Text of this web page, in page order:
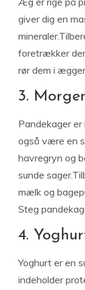
giver dig en
foretrækker
rør dem i
3.
Pandekager
også være en
havregryn og
sunde
mælk og
Steg
4.
Yoghurt er en
indeholder